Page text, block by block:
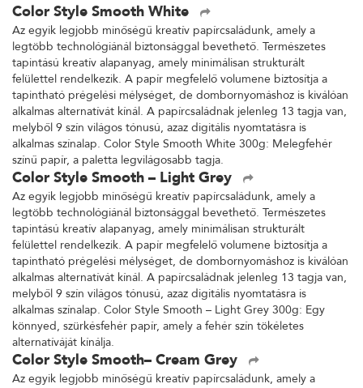
Color Style Smooth White
Az egyik legjobb minőségű kreatív papírcsaládunk, amely a
legtöbb technológiánál biztonsággal bevethető. Természetes
tapintású kreatív alapanyag, amely minimálisan strukturált
felülettel rendelkezik. A papír megfelelő volumene biztosítja a
tapintható prégelési mélységet, de dombornyomáshoz is kiválóan
alkalmas alternatívát kínál. A papírcsaládnak jelenleg 13 tagja van,
melyből 9 szín világos tónusú, azaz digitális nyomtatásra is
alkalmas színalap. Color Style Smooth White 300g: Melegfehér
színű papír, a paletta legvilágosabb tagja.
Color Style Smooth – Light Grey
Az egyik legjobb minőségű kreatív papírcsaládunk, amely a
legtöbb technológiánál biztonsággal bevethető. Természetes
tapintású kreatív alapanyag, amely minimálisan strukturált
felülettel rendelkezik. A papír megfelelő volumene biztosítja a
tapintható prégelési mélységet, de dombornyomáshoz is kiválóan
alkalmas alternatívát kínál. A papírcsaládnak jelenleg 13 tagja van,
melyből 9 szín világos tónusú, azaz digitális nyomtatásra is
alkalmas színalap. Color Style Smooth – Light Grey 300g: Egy
könnyed, szürkésfehér papír, amely a fehér szín tökéletes
alternatíváját kínálja.
Color Style Smooth– Cream Grey
Az egyik legjobb minőségű kreatív papírcsaládunk, amely a